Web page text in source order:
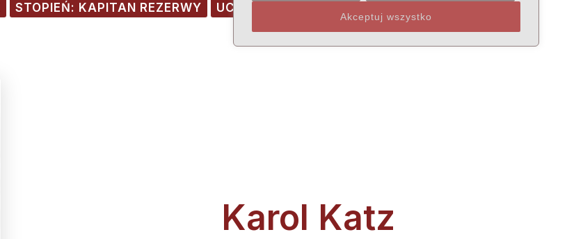
Akceptuj wszystko
STOPIEŃ: KAPITAN REZERWY UCZESTNIK WOJNY POLSKO-BOLSZEWICKIEJ
Karol Katz